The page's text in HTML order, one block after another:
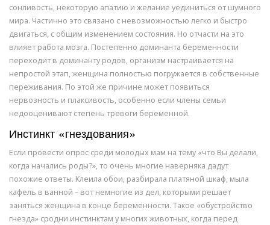
сонливость, некоторую апатию и желание уединиться от шумного
мира. Частично это связано с невозможностью легко и быстро
двигаться, с общим изменением состояния. Но отчасти на это
влияет работа мозга. Постепенно доминанта беременности
переходит в доминанту родов, организм настраивается на
непростой этап, женщина полностью погружается в собственные
переживания. По этой же причине может появиться
нервозность и плаксивость, особенно если члены семьи
недооценивают степень тревоги беременной.
Инстинкт «гнездования»
Если провести опрос среди молодых мам на тему «что Вы делали,
когда начались роды?», то очень многие наверняка дадут
похожие ответы. Клеила обои, разбирала платяной шкаф, мыла
кафель в ванной – вот немногие из дел, которыми решает
заняться женщина в конце беременности. Такое «обустройство
гнезда» сродни инстинктам у многих животных, когда перед